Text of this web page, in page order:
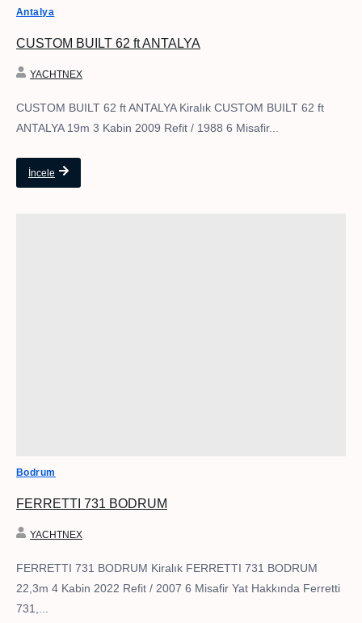
Antalya
CUSTOM BUILT 62 ft ANTALYA
YACHTNEX
CUSTOM BUILT 62 ft ANTALYA Kiralık CUSTOM BUILT 62 ft
ANTALYA 19m 3 Kabin 2009 Refit / 1988 6 Misafir...
İncele
Bodrum
FERRETTI 731 BODRUM
YACHTNEX
FERRETTI 731 BODRUM Kiralık FERRETTI 731 BODRUM
22,3m 4 Kabin 2022 Refit / 2007 6 Misafir Yat Hakkında Ferretti
731,...